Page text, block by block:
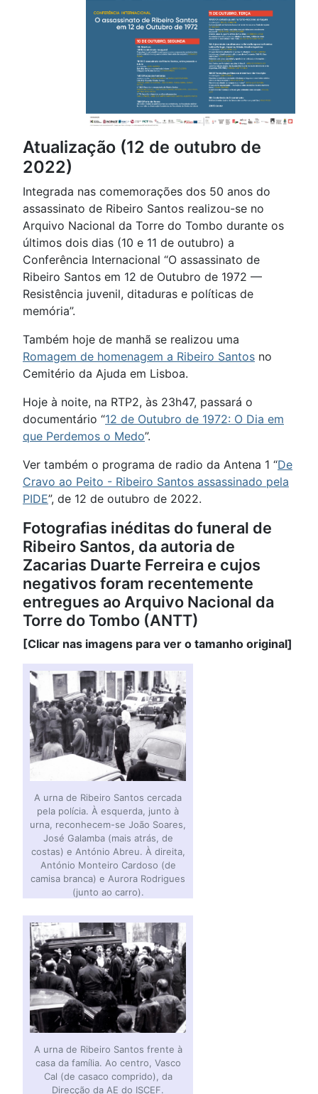
Atualização (12 de outubro de
2022)
Integrada nas comemorações dos 50 anos do
assassinato de Ribeiro Santos realizou-se no
Arquivo Nacional da Torre do Tombo durante os
últimos dois dias (10 e 11 de outubro) a
Conferência Internacional “O assassinato de
Ribeiro Santos em 12 de Outubro de 1972 —
Resistência juvenil, ditaduras e políticas de
memória”.
Também hoje de manhã se realizou uma
Romagem de homenagem a Ribeiro Santos no
Cemitério da Ajuda em Lisboa.
Hoje à noite, na RTP2, às 23h47, passará o
documentário “12 de Outubro de 1972: O Dia em
que Perdemos o Medo”.
Ver também o programa de radio da Antena 1 “De
Cravo ao Peito - Ribeiro Santos assassinado pela
PIDE”, de 12 de outubro de 2022.
Fotografias inéditas do funeral de
Ribeiro Santos, da autoria de
Zacarias Duarte Ferreira e cujos
negativos foram recentemente
entregues ao Arquivo Nacional da
Torre do Tombo (ANTT)
[Clicar nas imagens para ver o tamanho original]
A urna de Ribeiro Santos cercada
pela polícia. À esquerda, junto à
urna, reconhecem-se João Soares,
José Galamba (mais atrás, de
costas) e António Abreu. À direita,
António Monteiro Cardoso (de
camisa branca) e Aurora Rodrigues
(junto ao carro).
A urna de Ribeiro Santos frente à
casa da família. Ao centro, Vasco
Cal (de casaco comprido), da
Direcção da AE do ISCEF.